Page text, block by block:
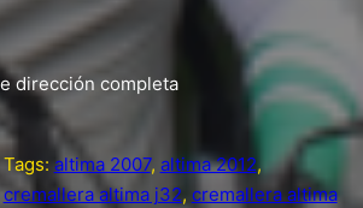
dirección completa
Tags: altima 2007, altima 2012
cremallera altima j32, cremallera altima